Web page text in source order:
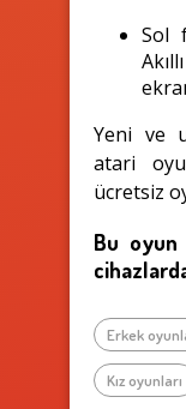
Sol
Yeni ve
atari
ücretsiz
Bu oyun
Erkek
Kız oyunları